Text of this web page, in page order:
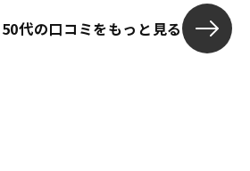
50代の口コミをもっと見る